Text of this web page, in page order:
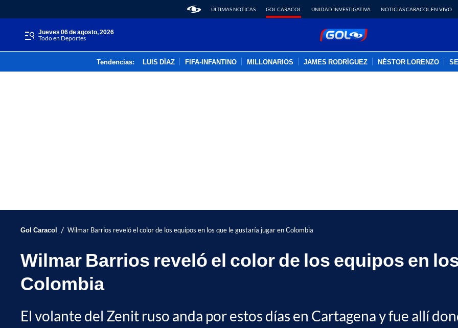
ÚLTIMAS NOTICAS GOL CARACOL UNIDAD INVESTIGATIVA NOTICIAS CARACOL EN VIVO
jueves 06 de agosto, 2026
Todo en Deportes
Tendencias: LUIS DÍAZ FIFA-INFANTINO MILLONARIOS JAMES RODRÍGUEZ NÉSTOR LORENZO
Gol Caracol / Wilmar Barrios reveló el color de los equipos en los que le gustaría jugar en Colombia
Wilmar Barrios reveló el color de los equipos en
Colombia
El volante del Zenit ruso anda por estos días en Cartagena y fue allí